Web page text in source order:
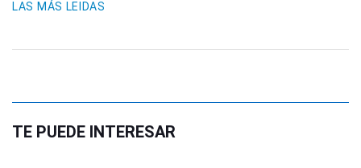
LAS MÁS LEIDAS
TE PUEDE INTERESAR